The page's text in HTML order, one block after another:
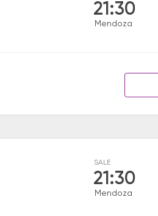
21:30
Mendoza
SALE
21:30
Mendoza